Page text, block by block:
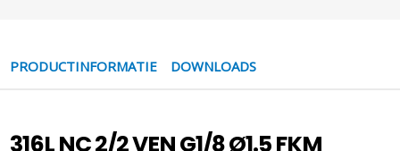
PRODUCTINFORMATIE DOWNLOADS
316L NC 2/2 VEN G1/8 Ø1.5 FKM